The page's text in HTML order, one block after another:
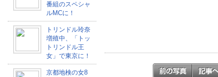
番組のスペシャ
ルMCに！
トリンドル玲奈
増殖中、「トッ
トリンドル王
女」で東京に！
京都地検の女8